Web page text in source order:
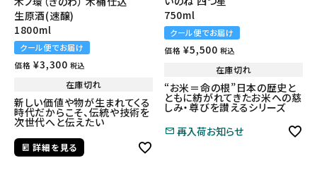
生原酒(速醸)
1800ml
クール便でお届け
価格 ¥3,300 税込
在庫切れ
新しい価値や物が生まれてくる
時代だからこそ、伝統や技術を
次世代へと伝えたい
詳細を見る
750ml
クール便でお届け
価格 ¥5,500 税込
在庫切れ
“お米＝命の根”日本の歴史と
ともに紡がれてきたお米への慈
しみ・尊びを讃えるシリーズ
再入荷お知らせ